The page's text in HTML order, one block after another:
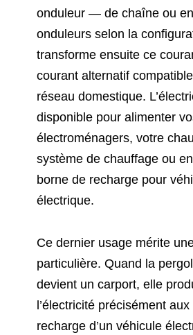
onduleur — de chaîne ou
onduleurs selon la
transforme ensuite ce
courant alternatif
réseau domestique.
disponible pour alimenter
électroménagers, votre
système de chauffage ou
borne de recharge pour
électrique.
Ce dernier usage mérite
particulière. Quand la
devient un carport, elle
l’électricité précisément
recharge d’un véhicule